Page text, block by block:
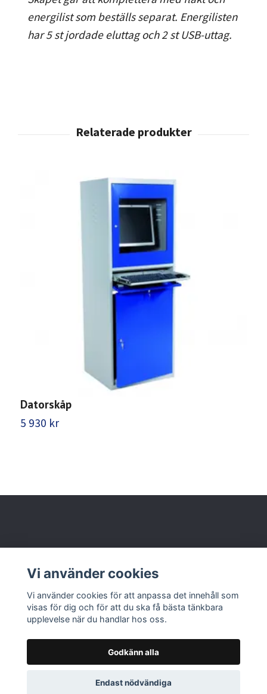
energilist som beställs separat. Energilisten
har 5 st jordade eluttag och 2 st USB-uttag.
Datorskåp
5 930 kr
Läs mer
© 2026 Nolbox AB
Vi använder cookies
Vi använder cookies för att anpassa det innehåll som
visas för dig och för att du ska få bästa tänkbara
upplevelse när du handlar hos oss.
Godkänn alla
Endast nödvändiga